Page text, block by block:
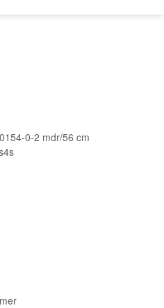
0-2 mdr/56 cm